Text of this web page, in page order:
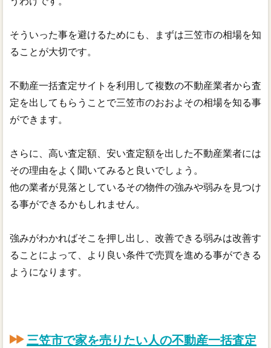
そういった事を避けるためにも、まずは三笠市の相場を知
ることが大切です。
不動産一括査定サイトを利用して複数の不動産業者から査
定を出してもらうことで三笠市のおおよその相場を知る事
ができます。
さらに、高い査定額、安い査定額を出した不動産業者には
その理由をよく聞いてみると良いでしょう。
他の業者が見落としているその物件の強みや弱みを見つけ
る事ができるかもしれません。
強みがわかればそこを押し出し、改善できる弱みは改善す
ることによって、より良い条件で売買を進める事ができる
ようになります。
三笠市で家を売りたい人の不動産一括査定